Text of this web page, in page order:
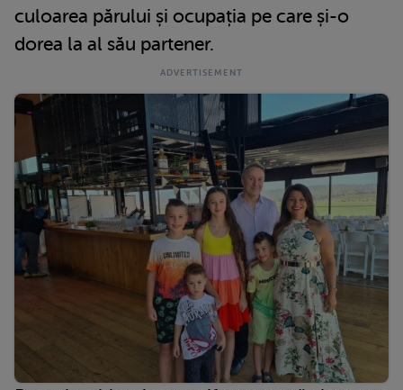
culoarea părului și ocupația pe care și-o
dorea la al său partener.